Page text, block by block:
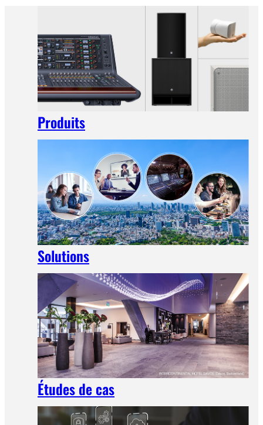
Produits
Solutions
Études de cas